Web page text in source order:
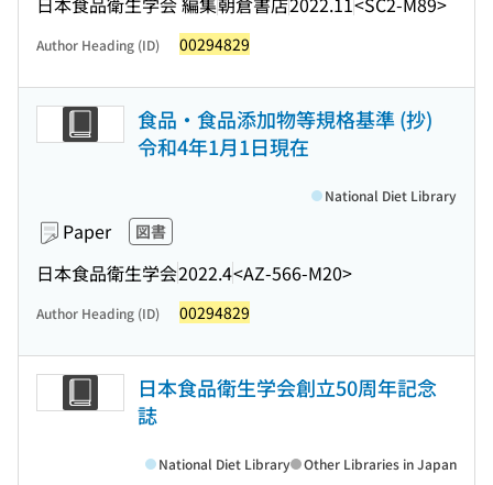
Author Heading (ID) 00294829
食品・食品添加物等規格基準 (抄)
令和4年1月1日現在
Paper 図書
日本食品衛生学会2022.4<AZ-566-M20>
National Diet Library
Author Heading (ID) 00294829
日本食品衛生学会創立50周年記念
誌
National Diet Library Other Libraries in Japan